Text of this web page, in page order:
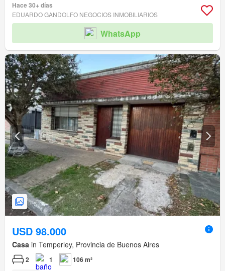
Hace 30+ días
EDUARDO GANDOLFO NEGOCIOS INMOBILIARIOS
WhatsApp
USD 98.000
Casa in Temperley, Provincia de Buenos Aires
2 1 106 m²